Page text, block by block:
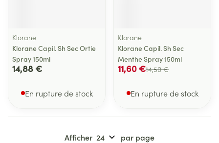
Klorane
Klorane Capil. Sh Sec Ortie
Spray 150ml
14,88 €
En rupture de stock
Klorane
Klorane Capil. Sh Sec
Menthe Spray 150ml
14,50 €
11,60 €
En rupture de stock
Afficher par page